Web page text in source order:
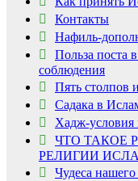
Контакты
Нафиль-
Польза поста
соблюдения
Пять столпов
Садака в
Хадж-
ЧТО ТАКОЕ
РЕЛИГИИ
Чудеса
Скрытая
пляже
люди
их не